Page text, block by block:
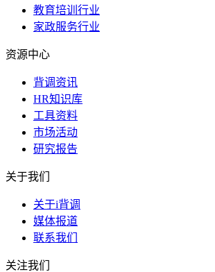
教育培训行业
家政服务行业
资源中心
背调资讯
HR知识库
工具资料
市场活动
研究报告
关于我们
关于i背调
媒体报道
联系我们
关注我们